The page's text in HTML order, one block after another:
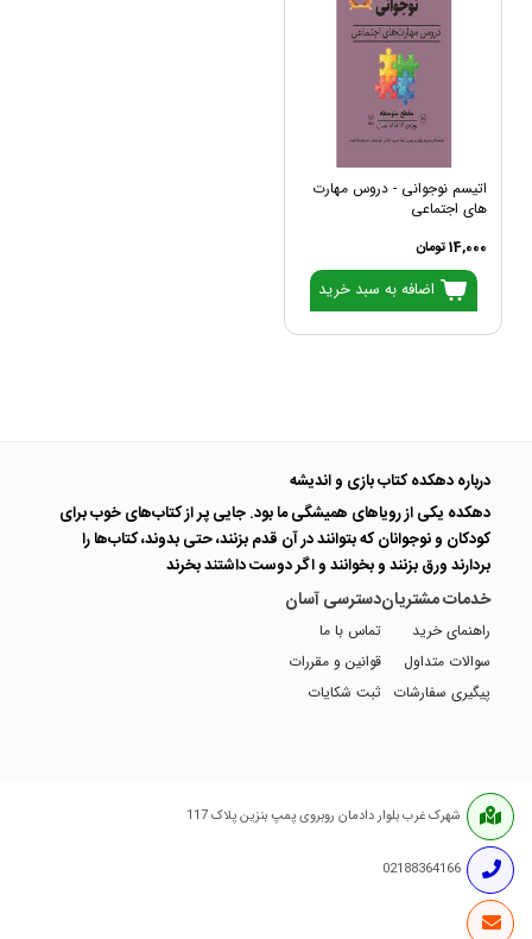
اتیسم نوجوانی - دروس مهارت
های اجتماعی
14,000 تومان
اضافه به سبد خرید
درباره دهکده کتاب بازی و اندیشه
دهکده یکی از رویاهای همیشگی ما بود. جایی پر از کتاب‌های خوب برای
کودکان و نوجوانان که بتوانند در آن قدم بزنند، حتی بدوند، کتاب‌ها را
بردارند ورق بزنند و بخوانند و اگر دوست داشتند بخرند
خدمات مشتریان
راهنمای خرید
سوالات متداول
پیگیری سفارشات
دسترسی آسان
تماس با ما
قوانین و مقررات
ثبت شکایات
شهرک غرب بلوار دادمان روبروی پمپ بنزین پلاک 117
02188364166